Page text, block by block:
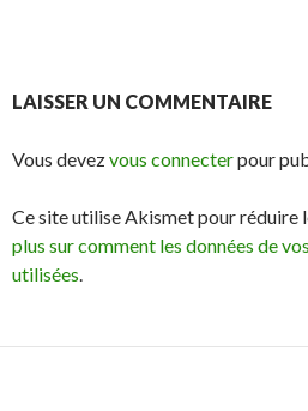
LAISSER UN COMMENTAIRE
Vous devezvous connecterpour
Ce site utilise Akismet pour réduire
plus sur comment les données de
utilisées.